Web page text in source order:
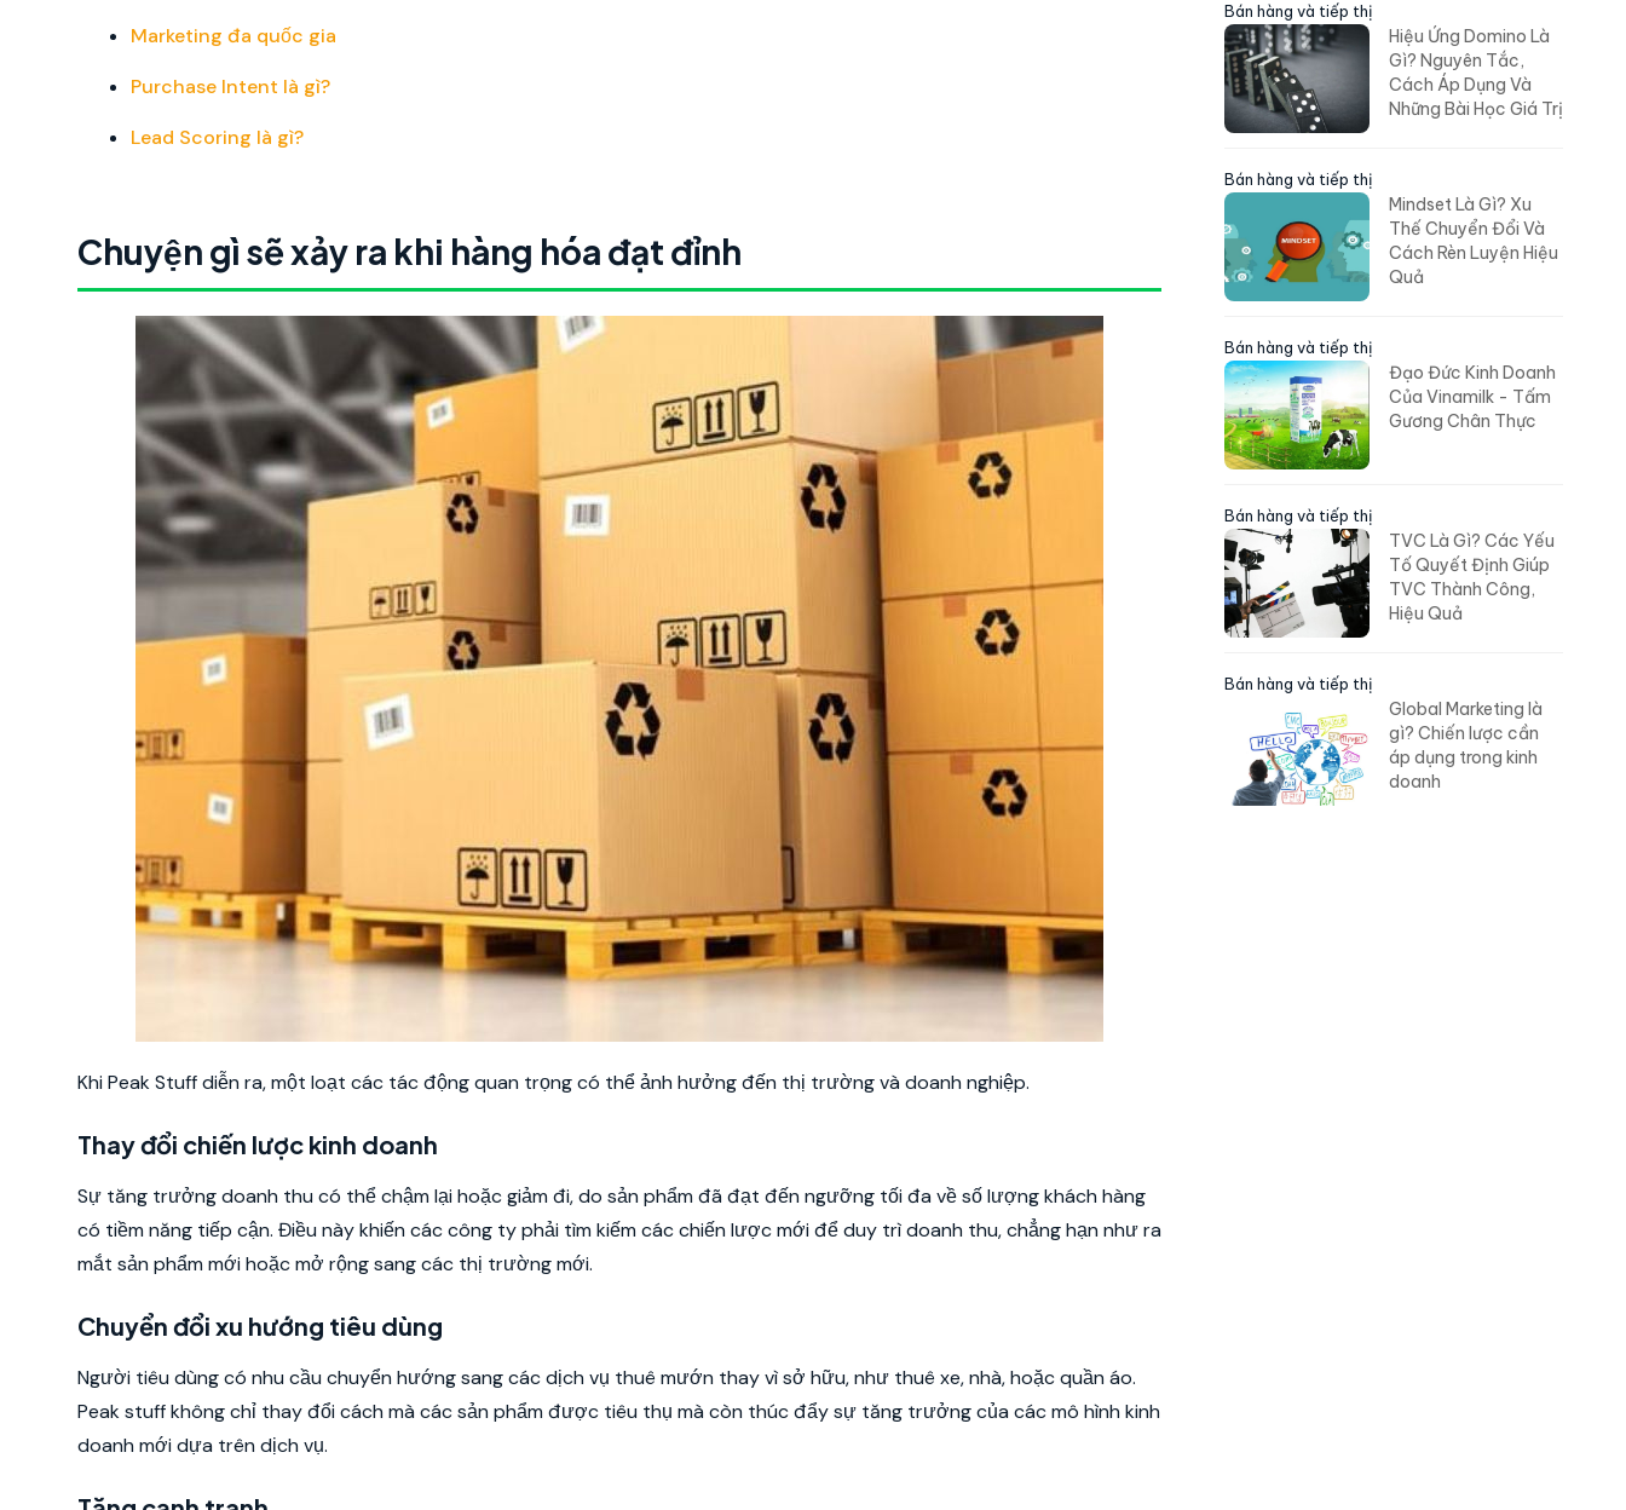
Marketing đa quốc gia
Purchase Intent là gì?
Lead Scoring là gì?
Chuyện gì sẽ xảy ra khi hàng hóa đạt đỉnh
Khi Peak Stuff diễn ra, một loạt các tác động quan trọng có thể ảnh hưởng đến thị trường và doanh nghiệp.
Thay đổi chiến lược kinh doanh
Sự tăng trưởng doanh thu có thể chậm lại hoặc giảm đi, do sản phẩm đã đạt đến ngưỡng tối đa về số lượng khách hàng
có tiềm năng tiếp cận. Điều này khiến các công ty phải tìm kiếm các chiến lược mới để duy trì doanh thu, chẳng hạn như ra
mắt sản phẩm mới hoặc mở rộng sang các thị trường mới.
Chuyển đổi xu hướng tiêu dùng
Người tiêu dùng có nhu cầu chuyển hướng sang các dịch vụ thuê mướn thay vì sở hữu, như thuê xe, nhà, hoặc quần áo.
Peak stuff không chỉ thay đổi cách mà các sản phẩm được tiêu thụ mà còn thúc đẩy sự tăng trưởng của các mô hình kinh
doanh mới dựa trên dịch vụ.
Bán hàng và tiếp thị
Hiệu Ứng Domino Là
Gì? Nguyên Tắc,
Cách Áp Dụng Và
Những Bài Học Giá Trị
Bán hàng và tiếp thị
Mindset Là Gì? Xu
Thế Chuyển Đổi Và
Cách Rèn Luyện Hiệu
Quả
Bán hàng và tiếp thị
Đạo Đức Kinh Doanh
Của Vinamilk - Tấm
Gương Chân Thực
Bán hàng và tiếp thị
TVC Là Gì? Các Yếu
Tố Quyết Định Giúp
TVC Thành Công,
Hiệu Quả
Bán hàng và tiếp thị
Global Marketing là
gì? Chiến lược cần
áp dụng trong kinh
doanh